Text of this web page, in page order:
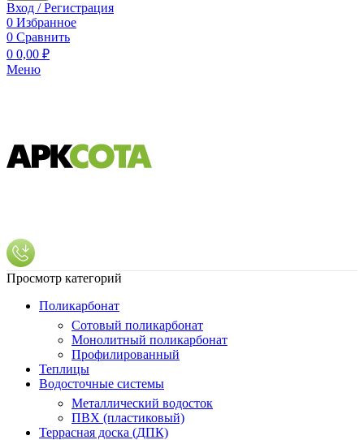
Вход / Регистрация
0 Избранное
0 Сравнить
0 0,00 ₽
Меню
Просмотр категорий
Поликарбонат
Сотовый поликарбонат
Монолитный поликарбонат
Профилированный
Теплицы
Водосточные системы
Металлический водосток
ПВХ (пластиковый)
Террасная доска (ДПК)